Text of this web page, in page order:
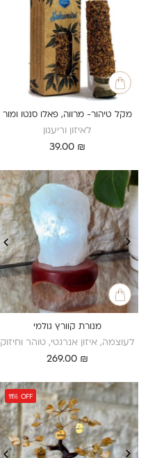
מקל טיהור- מרווה, פאלו סנטו ומור
לאיזון וריענון
39.00 ₪
מנורת קוורץ גולמי
לעוצמה, איזון אנרגטי, טוהר וחיזוק
269.00 ₪
11% OFF